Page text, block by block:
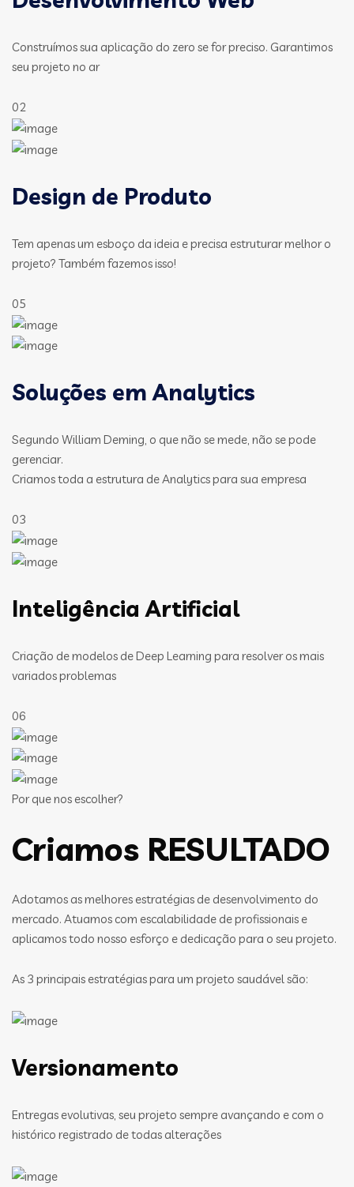
Construímos sua aplicação do zero se for preciso. Garantimos
seu projeto no ar
02
Design de Produto
Tem apenas um esboço da ideia e precisa estruturar melhor o
projeto? Também fazemos isso!
05
Soluções em Analytics
Segundo William Deming, o que não se mede, não se pode
gerenciar.
Criamos toda a estrutura de Analytics para sua empresa
03
Inteligência Artificial
Criação de modelos de Deep Learning para resolver os mais
variados problemas
06
Por que nos escolher?
Criamos RESULTADO
Adotamos as melhores estratégias de desenvolvimento do
mercado. Atuamos com escalabilidade de profissionais e
aplicamos todo nosso esforço e dedicação para o seu projeto.
As 3 principais estratégias para um projeto saudável são:
Versionamento
Entregas evolutivas, seu projeto sempre avançando e com o
histórico registrado de todas alterações